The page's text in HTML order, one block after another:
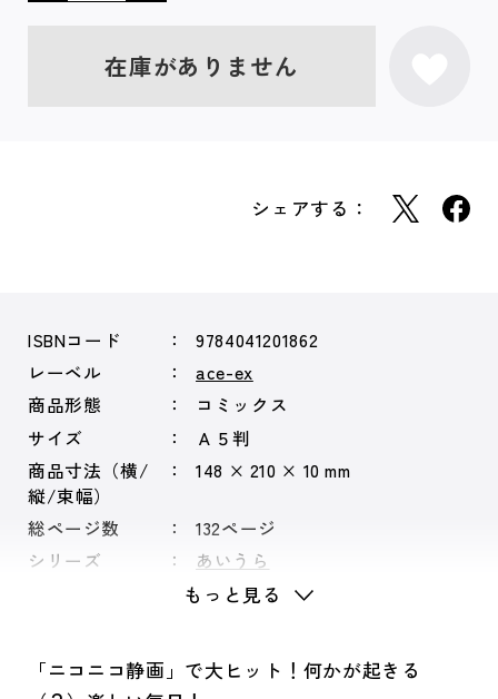
在庫がありません
シェアする：
ISBNコード
9784041201862
レーベル
ace-ex
商品形態
コミックス
サイズ
Ａ５判
商品寸法（横/
縦/束幅）
148 × 210 × 10 mm
総ページ数
132ページ
シリーズ
あいうら
もっと見る
「ニコニコ静画」で大ヒット！何かが起きる